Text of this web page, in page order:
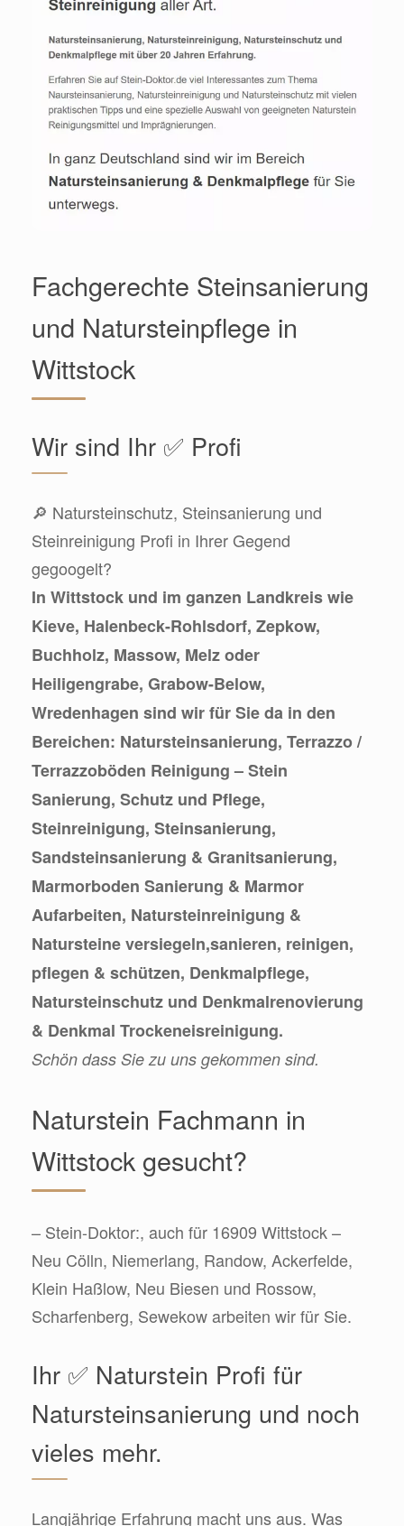
Fachgerechte Steinsanierung
und Natursteinpflege in
Wittstock
Wir sind Ihr ✅ Profi
🔎 Natursteinschutz, Steinsanierung und
Steinreinigung Profi in Ihrer Gegend
gegoogelt?
In Wittstock und im ganzen Landkreis wie
Kieve, Halenbeck-Rohlsdorf, Zepkow,
Buchholz, Massow, Melz oder
Heiligengrabe, Grabow-Below,
Wredenhagen sind wir für Sie da in den
Bereichen: Natursteinsanierung, Terrazzo /
Terrazzoböden Reinigung – Stein
Sanierung, Schutz und Pflege,
Steinreinigung, Steinsanierung,
Sandsteinsanierung & Granitsanierung,
Marmorboden Sanierung & Marmor
Aufarbeiten, Natursteinreinigung &
Natursteine versiegeln,sanieren, reinigen,
pflegen & schützen, Denkmalpflege,
Natursteinschutz und Denkmalrenovierung
& Denkmal Trockeneisreinigung.
Schön dass Sie zu uns gekommen sind.
Naturstein Fachmann in
Wittstock gesucht?
– Stein-Doktor:, auch für 16909 Wittstock –
Neu Cölln, Niemerlang, Randow, Ackerfelde,
Klein Haßlow, Neu Biesen und Rossow,
Scharfenberg, Sewekow arbeiten wir für Sie.
Ihr ✅ Naturstein Profi für
Natursteinsanierung und noch
vieles mehr.
Langjährige Erfahrung macht uns aus. Was